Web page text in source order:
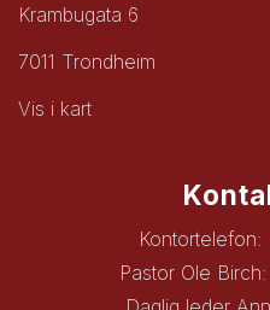
Krambugata 6
7011 Trondheim
Vis i kart
Kontortelefon:
Pastor Ole